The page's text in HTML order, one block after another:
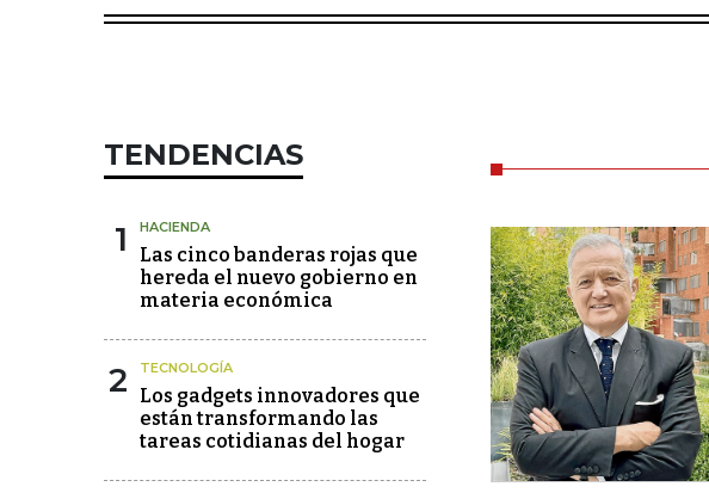
TENDENCIAS
1 HACIENDA
Las cinco banderas rojas que
hereda el nuevo gobierno en
materia económica
2 TECNOLOGÍA
Los gadgets innovadores que
están transformando las
tareas cotidianas del hogar